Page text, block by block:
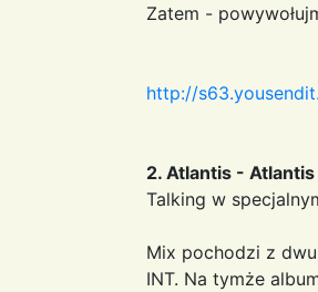
Zatem -
http://
2. Atlantis -
Talking w
Mix pochodzi z
INT. Na tymże